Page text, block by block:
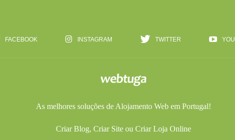
FACEBOOK INSTAGRAM TWITTER
As melhores soluções de Alojamento Webem Portugal!
Criar Blog, Criar Siteou Criar Loja Online